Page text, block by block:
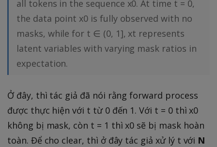
n
[
0
,
all tokens in the sequence x0. At time t = 0,
the data point x0 is fully observed with no
masks, while for t ∈ (0, 1], xt represents
latent variables with varying mask ratios in
expectation.
Ở đây, thì tác giả đã nói rằng forward process
được thực hiện với t từ 0 đến 1. Với t = 0 thì x0
không bị mask, còn t = 1 thì x0 sẽ bị mask hoàn
toàn. Để cho clear, thì ở đây tác giả xử lý t với N